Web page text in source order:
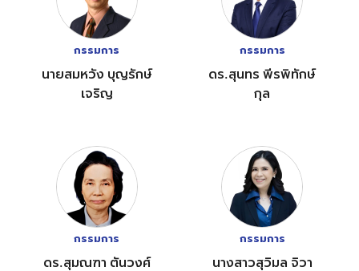
กรรมการ
นายสมหวัง บุญรักษ์
เจริญ
กรรมการ
ดร.สุนทร พีรพิทักษ์
กุล
กรรมการ
ดร.สุมณฑา ตันวงศ์
กรรมการ
นางสาวสุวิมล จิวา